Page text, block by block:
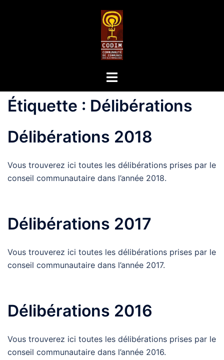
Étiquette : Délibérations
Délibérations 2018
Vous trouverez ici toutes les délibérations prises par le
conseil communautaire dans l’année 2018.
Délibérations 2017
Vous trouverez ici toutes les délibérations prises par le
conseil communautaire dans l’année 2017.
Délibérations 2016
Vous trouverez ici toutes les délibérations prises par le
conseil communautaire dans l’année 2016.